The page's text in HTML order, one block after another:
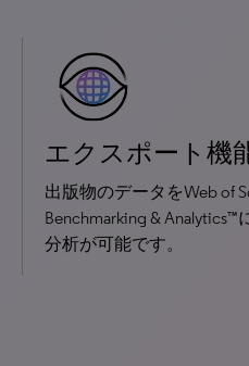
エクスポート機
出版物のデータをWeb of
Benchmarking &
分析が可能です。